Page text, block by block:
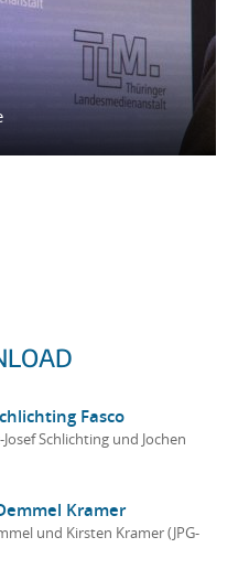
Fasco
Schlichting und Jochen
Kramer
und Kirsten Kramer (JPG-